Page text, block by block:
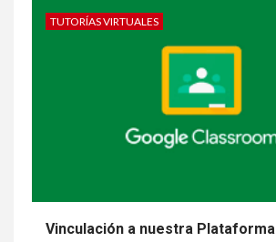
TUTORÍAS VIRTUALES
Vinculación a nuestra Plataforma